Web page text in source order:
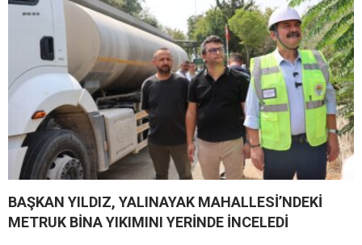
BAŞKAN YILDIZ, YALINAYAK MAHALLESİ’NDEKİ
METRUK BİNA YIKIMINI YERİNDE İNCELEDİ